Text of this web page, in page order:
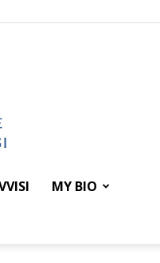
MY BIO